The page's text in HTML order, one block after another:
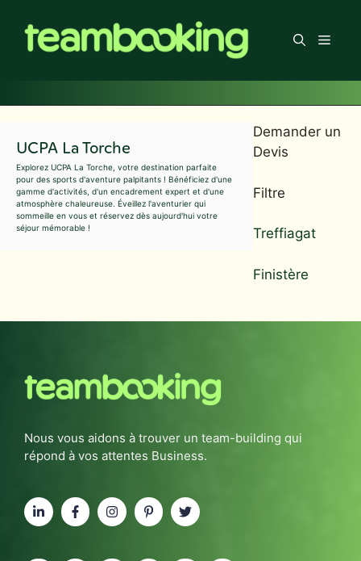
contenu
Menu
UCPA La Torche
Explorez UCPA La Torche, votre destination parfaite
pour des sports d'aventure palpitants ! Bénéficiez d'une
gamme d'activités, d'un encadrement expert et d'une
atmosphère chaleureuse. Éveillez l'aventurier qui
sommeille en vous et réservez dès aujourd'hui votre
séjour mémorable !
Demander un
Devis
Filtre
Treffiagat
Finistère
Nous vous aidons à trouver un team-building qui
répond à vos attentes Business.